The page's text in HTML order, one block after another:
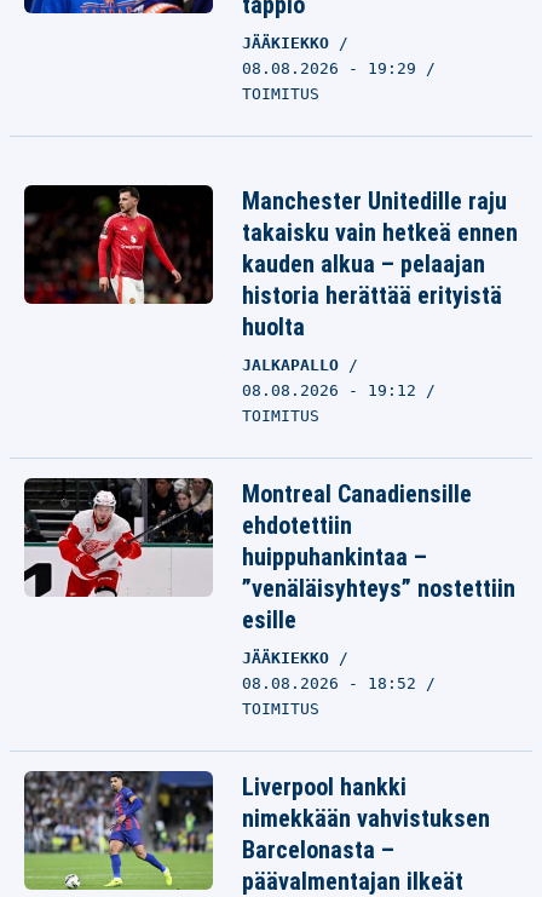
JÄÄKIEKKO
08.08.2026 - 19:29
TOIMITUS
Manchester Unitedille raju
takaisku vain hetkeä ennen
kauden alkua – pelaajan
historia herättää erityistä
huolta
JALKAPALLO
08.08.2026 - 19:12
TOIMITUS
Montreal Canadiensille
ehdotettiin
huippuhankintaa –
”venäläisyhteys” nostettiin
esille
JÄÄKIEKKO
08.08.2026 - 18:52
TOIMITUS
Liverpool hankki
nimekkään vahvistuksen
Barcelonasta –
päävalmentajan ilkeät